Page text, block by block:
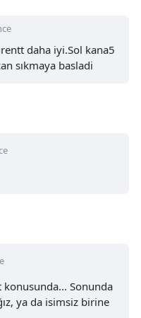
daha iyi.Sol kana5
sıkmaya basladi
konusunda... Sonunda
ya da isimsiz birine